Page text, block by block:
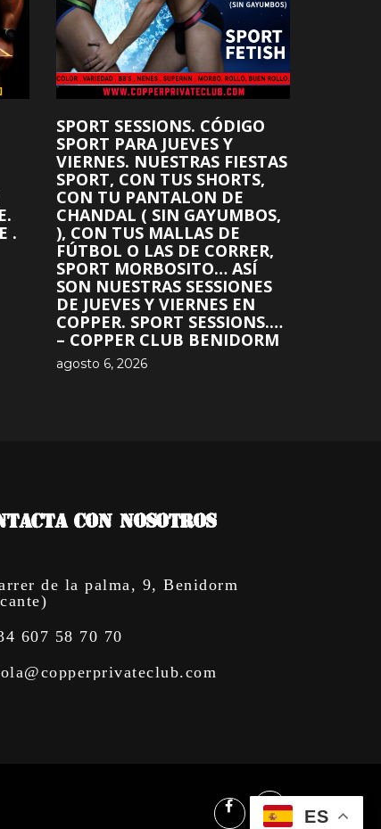
.
SPORT SESSIONS. CÓDIGO
SPORT PARA JUEVES Y
VIERNES. NUESTRAS FIESTAS
SPORT, CON TUS SHORTS,
CON TU PANTALON DE
CHANDAL ( SIN GAYUMBOS,
), CON TUS MALLAS DE
FÚTBOL O LAS DE CORRER,
SPORT MORBOSITO… ASÍ
SON NUESTRAS SESSIONES
DE JUEVES Y VIERNES EN
COPPER. SPORT SESSIONS.…
– COPPER CLUB BENIDORM
agosto 6, 2026
CON NOSOTROS
de la palma, 9, Benidorm
607 58 70 70
ES